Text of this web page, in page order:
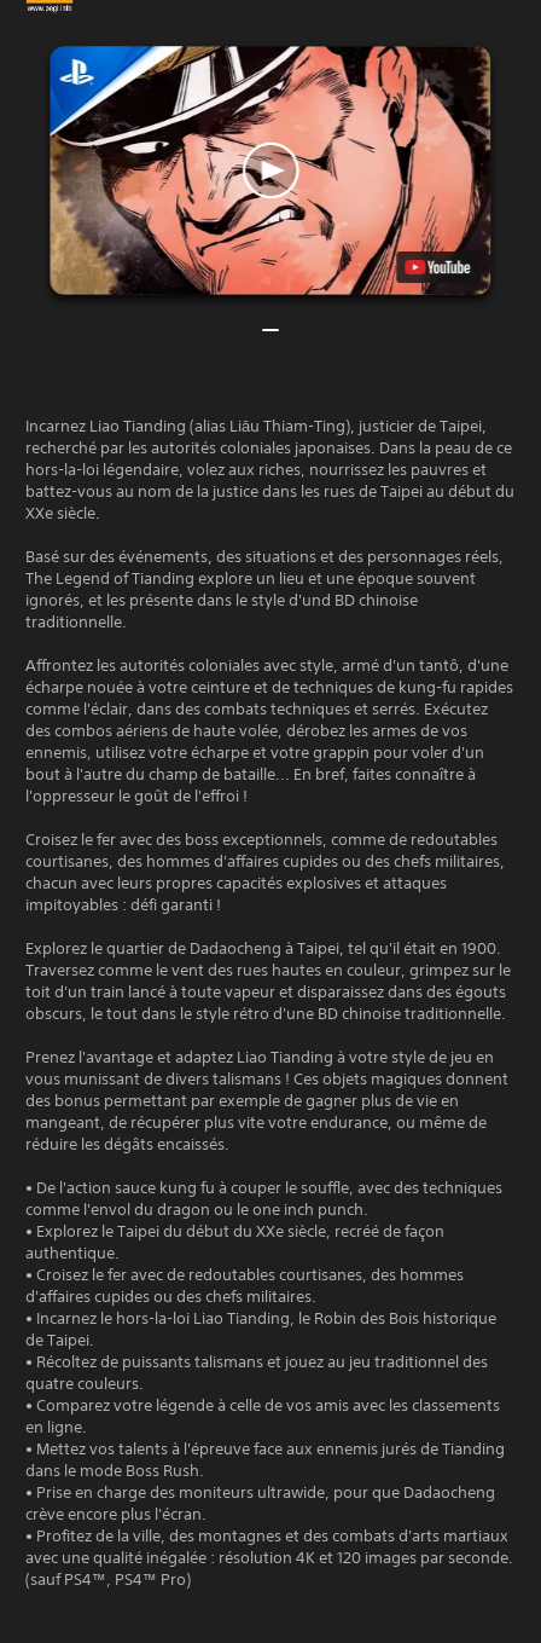
Incarnez Liao Tianding (alias Liāu Thiam-Ting), justicier de Taipei,
recherché par les autorités coloniales japonaises. Dans la peau de ce
hors-la-loi légendaire, volez aux riches, nourrissez les pauvres et
battez-vous au nom de la justice dans les rues de Taipei au début du
XXe siècle.
Basé sur des événements, des situations et des personnages réels,
The Legend of Tianding explore un lieu et une époque souvent
ignorés, et les présente dans le style d'und BD chinoise
traditionnelle.
Affrontez les autorités coloniales avec style, armé d'un tantô, d'une
écharpe nouée à votre ceinture et de techniques de kung-fu rapides
comme l'éclair, dans des combats techniques et serrés. Exécutez
des combos aériens de haute volée, dérobez les armes de vos
ennemis, utilisez votre écharpe et votre grappin pour voler d'un
bout à l'autre du champ de bataille... En bref, faites connaître à
l'oppresseur le goût de l'effroi !
Croisez le fer avec des boss exceptionnels, comme de redoutables
courtisanes, des hommes d'affaires cupides ou des chefs militaires,
chacun avec leurs propres capacités explosives et attaques
impitoyables : défi garanti !
Explorez le quartier de Dadaocheng à Taipei, tel qu'il était en 1900.
Traversez comme le vent des rues hautes en couleur, grimpez sur le
toit d'un train lancé à toute vapeur et disparaissez dans des égouts
obscurs, le tout dans le style rétro d'une BD chinoise traditionnelle.
Prenez l'avantage et adaptez Liao Tianding à votre style de jeu en
vous munissant de divers talismans ! Ces objets magiques donnent
des bonus permettant par exemple de gagner plus de vie en
mangeant, de récupérer plus vite votre endurance, ou même de
réduire les dégâts encaissés.
• De l'action sauce kung fu à couper le souffle, avec des techniques
comme l'envol du dragon ou le one inch punch.
• Explorez le Taipei du début du XXe siècle, recréé de façon
authentique.
• Croisez le fer avec de redoutables courtisanes, des hommes
d'affaires cupides ou des chefs militaires.
• Incarnez le hors-la-loi Liao Tianding, le Robin des Bois historique
de Taipei.
• Récoltez de puissants talismans et jouez au jeu traditionnel des
quatre couleurs.
• Comparez votre légende à celle de vos amis avec les classements
en ligne.
• Mettez vos talents à l'épreuve face aux ennemis jurés de Tianding
dans le mode Boss Rush.
• Prise en charge des moniteurs ultrawide, pour que Dadaocheng
crève encore plus l'écran.
• Profitez de la ville, des montagnes et des combats d'arts martiaux
avec une qualité inégalée : résolution 4K et 120 images par seconde.
(sauf PS4™, PS4™ Pro)